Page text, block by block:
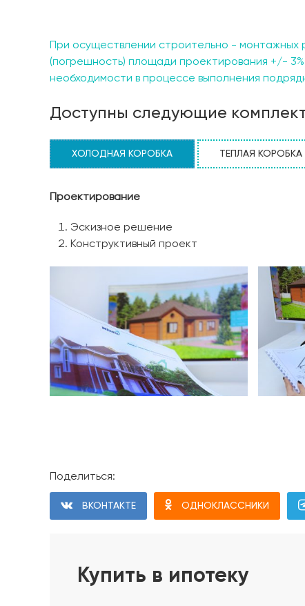
максимальный комфорт и уединение, а также
необходимых удобств. Современная кухня-
идеальное пространство для семейных
для работы и игровая комната, где можно
прозрачные линии, панорамные окна и
природой. Коттедж «Агава» — это идеальный
современными удобствами и при этом не
деталь продумана для вашего комфорта.
При осуществлении строительно - монтажных
(погрешность) площади проектирования +/-
необходимости в процессе выполнения
Доступны следующие
ХОЛОДНАЯ КОРОБКА ТЕПЛАЯ КОРОБКА
Проектирование
Эскизное решение
Конструктивный проект
Фундамент дома
2. Срезка плодородного слоя в пятне застройки;
3. Устройство песчаного основания с
Поделиться:
ВКОНТАКТЕ ОДНОКЛАССНИКИ
Купить в ипотеку